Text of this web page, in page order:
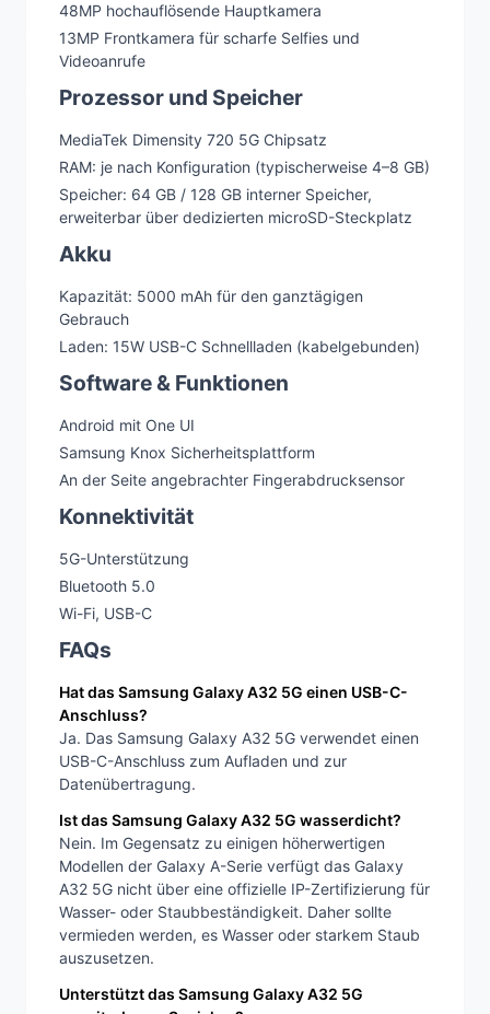
48MP hochauflösende Hauptkamera
13MP Frontkamera für scharfe Selfies und
Videoanrufe
Prozessor und Speicher
MediaTek Dimensity 720 5G Chipsatz
RAM: je nach Konfiguration (typischerweise 4–8 GB)
Speicher: 64 GB / 128 GB interner Speicher,
erweiterbar über dedizierten microSD-Steckplatz
Akku
Kapazität: 5000 mAh für den ganztägigen
Gebrauch
Laden: 15W USB-C Schnellladen (kabelgebunden)
Software & Funktionen
Android mit One UI
Samsung Knox Sicherheitsplattform
An der Seite angebrachter Fingerabdrucksensor
Konnektivität
5G-Unterstützung
Bluetooth 5.0
Wi-Fi, USB-C
FAQs
Hat das Samsung Galaxy A32 5G einen USB-C-
Anschluss?
Ja. Das Samsung Galaxy A32 5G verwendet einen
USB-C-Anschluss zum Aufladen und zur
Datenübertragung.
Ist das Samsung Galaxy A32 5G wasserdicht?
Nein. Im Gegensatz zu einigen höherwertigen
Modellen der Galaxy A-Serie verfügt das Galaxy
A32 5G nicht über eine offizielle IP-Zertifizierung für
Wasser- oder Staubbeständigkeit. Daher sollte
vermieden werden, es Wasser oder starkem Staub
auszusetzen.
Unterstützt das Samsung Galaxy A32 5G